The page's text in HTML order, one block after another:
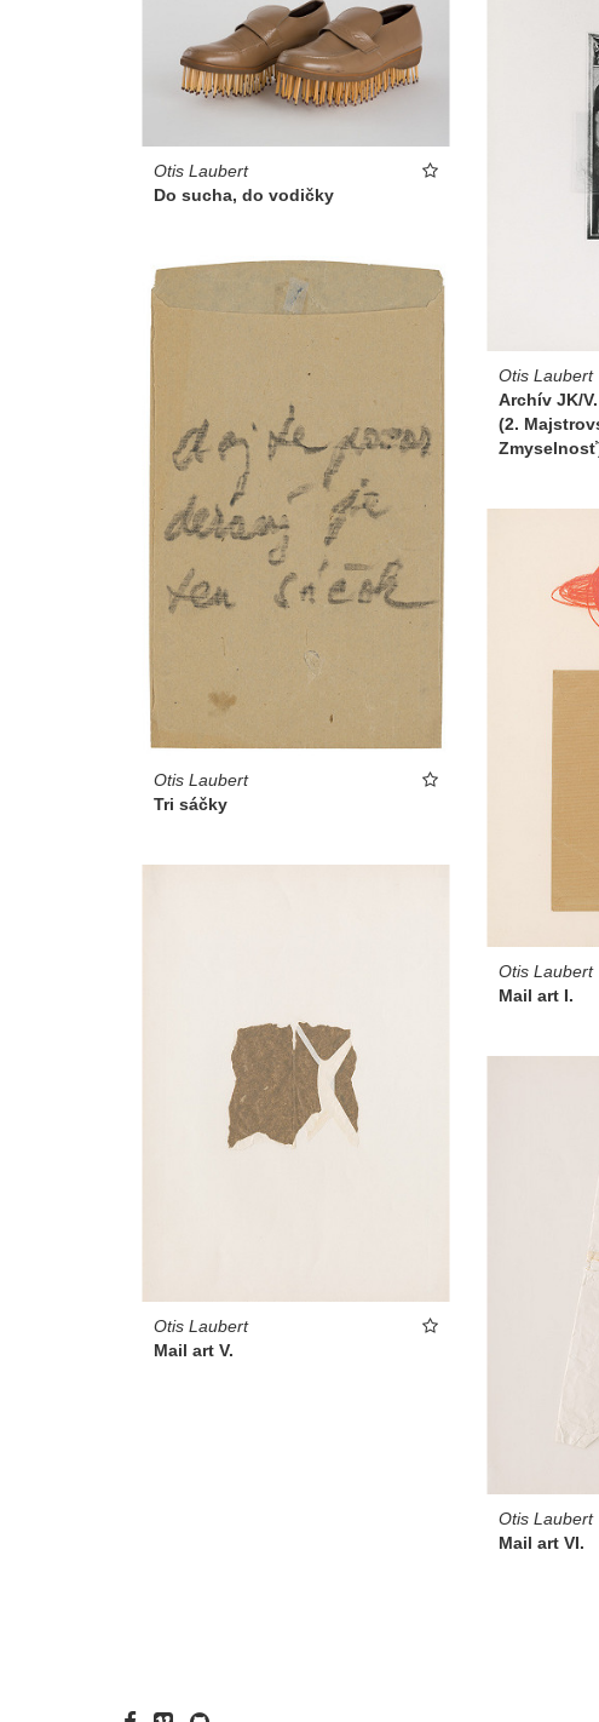
Otis Laubert
Do sucha, do vodičky
Otis Laubert
Archív JK/
(2.
Otis Laubert
Tri sáčky
Otis Laubert
Mail art I.
Otis Laubert
Mail art V.
Otis Laubert
Mail art VI.